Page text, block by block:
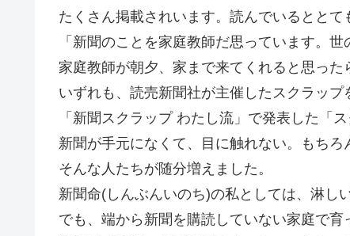
たくさん掲載されいます。読んでいるととて
「新聞のことを家庭教師だ思っています。
家庭教師が朝夕、家まで来てくれると思った
いずれも、読売新聞社が主催したスクラップ
「新聞スクラップ わたし流」で発表した「
新聞が手元になくて、目に触れない。もちろ
そんな人たちが随分増えました。
新聞命(しんぶんいのち)の私としては、淋し
でも、端から新聞を購読していない家庭で